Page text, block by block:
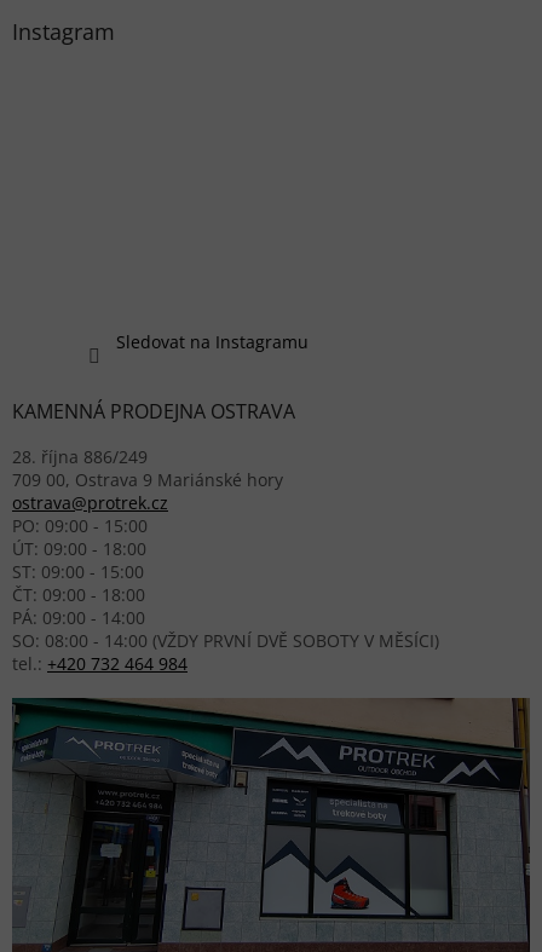
Instagram
Sledovat na Instagramu
KAMENNÁ PRODEJNA OSTRAVA
28. října 886/249
709 00, Ostrava 9 Mariánské hory
ostrava@protrek.cz
PO: 09:00 - 15:00
ÚT: 09:00 - 18:00
ST: 09:00 - 15:00
ČT: 09:00 - 18:00
PÁ: 09:00 - 14:00
SO: 08:00 - 14:00 (VŽDY PRVNÍ DVĚ SOBOTY V MĚSÍCI)
tel.: +420 732 464 984